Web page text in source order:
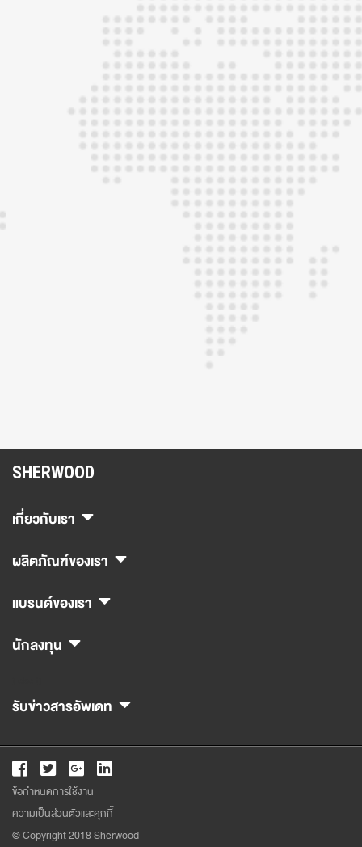
SHERWOOD
เกี่ยวกับเรา
ผลิตภัณฑ์ของเรา
แบรนด์ของเรา
นักลงทุน
รับข่าวสารอัพเดท
ข้อกำหนดการใช้งาน
ความเป็นส่วนตัวและคุกกี้
© Copyright 2018 Sherwood